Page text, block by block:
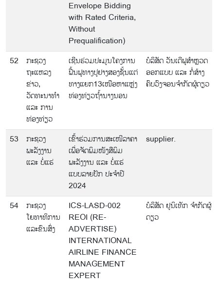
Envelope Bidding
with Rated Criteria,
Without
Prequalification)
52
ກະຊວງ
ຖະແຫລງ
ຂ່າວ,
ວັດທະນາທຳ
ແລະ ການ
ທ່ອງທ່ຽວ
ເຊີນຮ່ວມປະມູນໂຄງການ
ຟື້ນຟູທາງປູຢາງສອງຊັ້ນແຕ່
ທາງແຍກ13ເໜືອຫາແຫຼ່ງ
ທ່ອງທ່ຽວຖຳ້ນາງນອນ
ບໍລິສັດ ວັນເດີຟູສຳຫຼວດ
ອອກແບບ ແລະ ກໍ່ສ້າງ
ຄົບວົງຈອນຈຳກັດຜູ້ດຽວ
53
ກະຊວງ
ພະລັງງານ
ແລະ ບໍ່ແຮ່
ເຂົ້າຮ່ວມການສະເໜີລາຄາ
ເພື່ອຈັດພິມໜັງສືພິມ
ພະລັງງານ ແລະ ບໍ່ແຮ່
ແບບລາຍປັກ ປະຈໍາປີ
2024
supplier.
54
ກະຊວງ
ໂຍທາທິການ
ແລະຂົນສົ່ງ
ICS-LASD-002
REOI (RE-
ADVERTISE)
INTERNATIONAL
AIRLINE FINANCE
MANAGEMENT
EXPERT
ບໍລິສັດ ຢູນິເທັກ ຈຳກັດຜູ້
ດຽວ